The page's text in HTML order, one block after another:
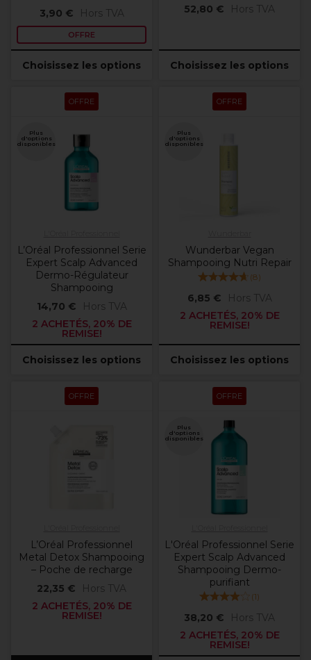
3,90 € Hors TVA
OFFRE
Choisissez les options
52,80 €
Hors TVA
Choisissez les options
OFFRE
Plus
d'options
disponibles
L’Oréal Professionnel Serie
Expert Scalp Advanced
Dermo-Régulateur
Shampooing
14,70 €
Hors TVA
2 ACHETÉS, 20% DE
REMISE!
Choisissez les options
OFFRE
Plus
d'options
disponibles
Wunderbar Vegan
Shampooing Nutri Repair
(8)
6,85 €
Hors TVA
2 ACHETÉS, 20% DE
REMISE!
Choisissez les options
OFFRE
L’Oréal Professionnel
Metal Detox Shampooing
– Poche de recharge
22,35 €
Hors TVA
2 ACHETÉS, 20% DE
REMISE!
OFFRE
Plus
d'options
disponibles
L'Oréal Professionnel Serie
Expert Scalp Advanced
Shampooing Dermo-
purifiant
(1)
38,20 €
Hors TVA
2 ACHETÉS, 20% DE
REMISE!